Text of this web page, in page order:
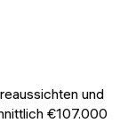
und
€107.000